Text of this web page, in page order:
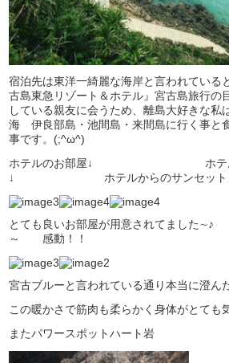
宿泊先は東洋一綺麗な海岸と言われている
古島東急リゾート＆ホテル』宮古島旅行の
している親友に会うため、離島大好きな私
海 伊良部島・池間島・来間島に行く事と
事です。(;^ω^)
ホテルのお部屋↓ ホテル
↓ ホテルからのサンセット
とても良いお部屋が用意されてました
～ 感動！！
宮古ブルーと言われている通り本当に澄ん
この暖かさで筋肉も柔らかく身体がとても
またパワースポットハート岩